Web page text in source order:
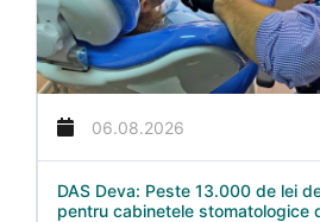
06.08.2026
DAS Deva: Peste 13.000 de lei
pentru cabinetele stomatologice